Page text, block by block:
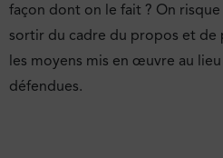
façon dont on le fait ? On risque
sortir du cadre du propos et de
les moyens mis en œuvre au
défendues.